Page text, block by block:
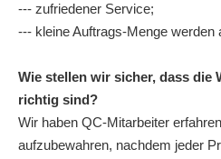
--- zufriedener Service;
--- kleine Auftrags-Menge werden
Wie stellen wir sicher, dass die
richtig sind?
Wir haben QC-Mitarbeiter
aufzubewahren, nachdem jeder